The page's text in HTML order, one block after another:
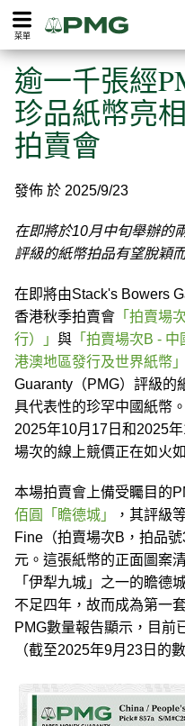
菜單
逾一千張經
珍品紙幣亮
拍賣會
發佈 於 2025/9/23
在即將於10月中旬舉辦的
評級的紙幣拍品有望脫穎
在即將由Stack's Bowers
香港秋季拍賣會 「拍賣場
行）」 與 「拍賣場次B -
港澳地區發行及世界紙幣」
Guaranty（PMG）評級的
具代表性的珍罕中國紙幣
2025年10月17日和2025
場次的線上競價正在如火
本場拍賣會上備受矚目的
佰圓「瞻德城」
，其評級
Fine（拍賣場次B，拍品
元。這張紙幣的正面圖案
「伊犁九城」之一的瞻德
不足四年，故而成為第一
PMG數量報告顯示，目前
（截至2025年9月23日的